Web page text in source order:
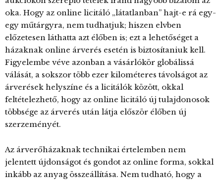
oka. Hogy az online licitáló „látatlanban” hajt-e rá egy-
egy műtárgyra, nem tudhatjuk; hiszen elvben
előzetesen láthatta azt élőben is; ezt a lehetőséget a
házaknak online árverés esetén is biztosítaniuk kell.
Figyelembe véve azonban a vásárlókör globálissá
válását, a sokszor több ezer kilométeres távolságot az
árverések helyszíne és a licitálók között, okkal
feltételezhető, hogy az online licitáló új tulajdonosok
többsége az árverés után látja először élőben új
szerzeményét.
Az árverőházaknak technikai értelemben nem
jelentett újdonságot és gondot az online forma, sokkal
inkább az anyag összeállítása. Nem tudható, hogy a